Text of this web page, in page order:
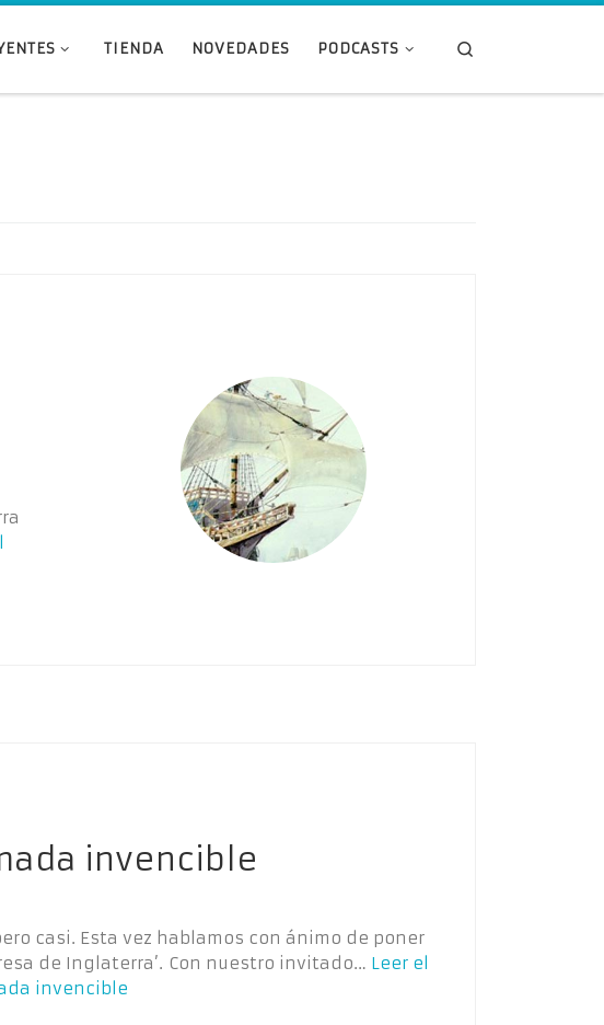
TIENDA NOVEDADES PODCASTS
invencible
casi. Esta vez hablamos con ánimo de poner
de Inglaterra’. Con nuestro invitado… Leer el
invencible